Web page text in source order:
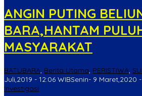
ANGIN PUTING
BARA,HANTAM
MASYARAKAT
BATUBARA, Berita Utama, PERISTIWA,
Juli,2019 - 12:06 WIBSenin- 9 Maret,2020
Investigasi